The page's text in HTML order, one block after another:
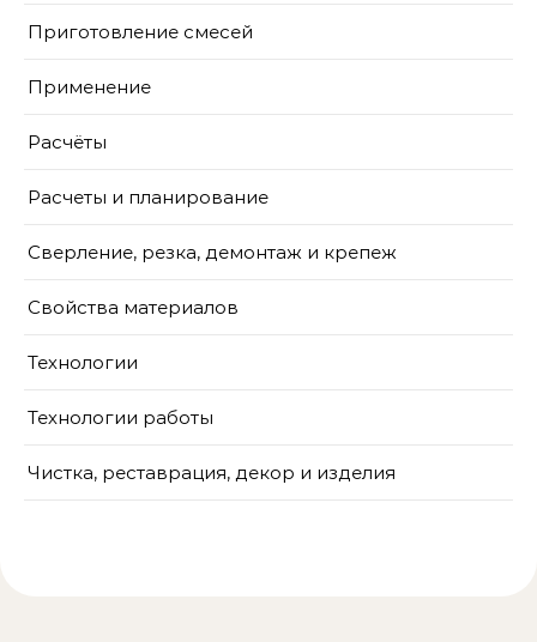
Приготовление смесей
Применение
Расчёты
Расчеты и планирование
Сверление, резка, демонтаж и крепеж
Свойства материалов
Технологии
Технологии работы
Чистка, реставрация, декор и изделия